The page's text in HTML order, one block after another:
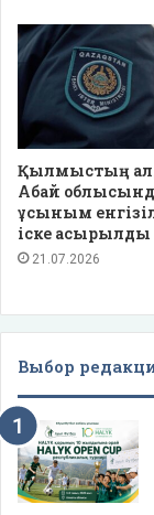
Қылмыстың
Абай
ұсыным
іске асырылды
21.07.2026
Выбор